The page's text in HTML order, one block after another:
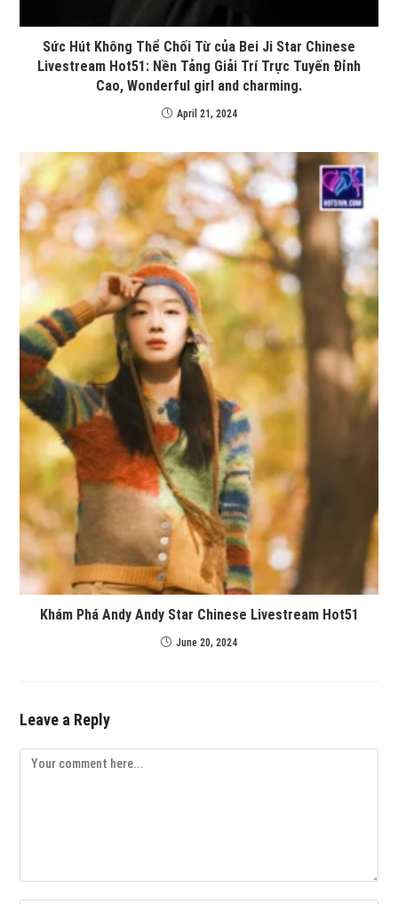
Sức Hút Không Thể Chối Từ của Bei Ji Star Chinese
Livestream Hot51: Nền Tảng Giải Trí Trực Tuyến Đỉnh
Cao, Wonderful girl and charming.
April 21, 2024
Khám Phá Andy Andy Star Chinese Livestream Hot51
June 20, 2024
Leave a Reply